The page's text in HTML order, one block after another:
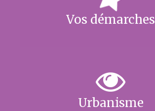
Vos démarches
Urbanisme